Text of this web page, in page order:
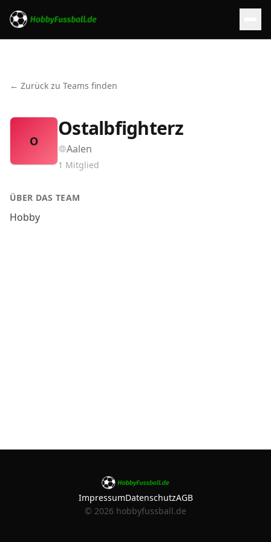
← Zurück zu Teams finden
O
Ostalbfighterz
Aalen
1 Mitglied
ÜBER DAS TEAM
Hobby
ImpressumDatenschutzAGB
© 2026 hobbyfussball.de